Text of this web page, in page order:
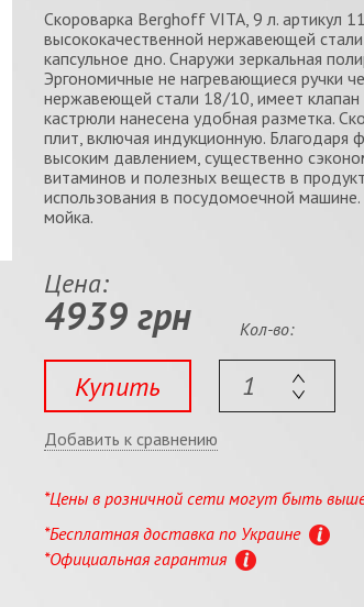
Скороварка Berghoff VITA, 9 л. артикул
высококачественной нержавеющей
капсульное дно. Снаружи зеркальная
Эргономичные не нагревающиеся ручки
нержавеющей стали 18/10, имеет клапан
кастрюли нанесена удобная разметка.
плит, включая индукционную. Благодаря
высоким давлением, существенно
витаминов и полезных веществ в
использования в посудомоечной
мойка.
Цена:
4939 грн
Купить
Кол-во:
Добавить к сравнению
*Цены в розничной сети могут быть
*Бесплатная доставка по Украине
*Официальная гарантия